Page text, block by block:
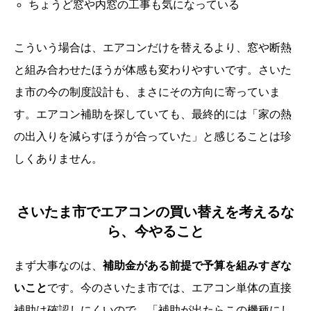
ちょうど窓や内窓の工事も気になっている
こういう場合は、エアコンだけを替えるより、窓や断熱
と組み合わせたほうが体感も変わりやすいです。さいた
ま市の今の制度設計も、まさにその方向に寄っていま
す。エアコン補助を探していても、最終的には「家の熱
の出入りを減らすほうが合っていた」と感じることは珍
しくありません。
さいたま市でエアコンの買い替えを考えるな
ら、今やること
まず大事なのは、 補助金がある前提で予算を組みすぎな
いことです。今のさいたま市では、エアコン単体の直接